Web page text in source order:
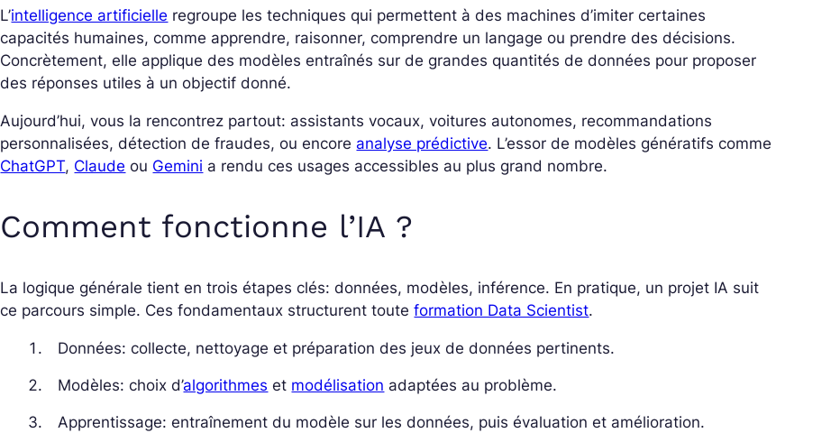
L’intelligence artificielle regroupe les techniques qui permettent à des machines d’imiter certaines
capacités humaines, comme apprendre, raisonner, comprendre un langage ou prendre des décisions.
Concrètement, elle applique des modèles entraînés sur de grandes quantités de données pour proposer
des réponses utiles à un objectif donné.
Aujourd’hui, vous la rencontrez partout: assistants vocaux, voitures autonomes, recommandations
personnalisées, détection de fraudes, ou encore analyse prédictive. L’essor de modèles génératifs comme
ChatGPT, Claude ou Gemini a rendu ces usages accessibles au plus grand nombre.
Comment fonctionne l’IA ?
La logique générale tient en trois étapes clés: données, modèles, inférence. En pratique, un projet IA suit
ce parcours simple. Ces fondamentaux structurent touteformation Data Scientist.
Données: collecte, nettoyage et préparation des jeux de données pertinents.
Modèles: choix d’algorithmes et modélisation adaptées au problème.
Apprentissage: entraînement du modèle sur les données, puis évaluation et amélioration.